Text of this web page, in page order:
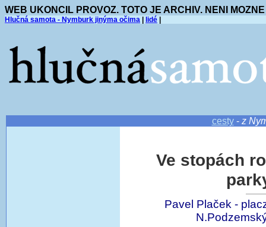
WEB UKONCIL PROVOZ. TOTO JE ARCHIV. NENI
Hlučná samota - Nymburk jinýma očima lidé
cesty- z
Ve stopách
Pavel Plaček -